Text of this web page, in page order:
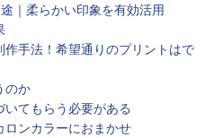
｜柔らかい印象を有効活用
手法！希望通りのプリントはで
のか
てもらう必要がある
ンカラーにおまかせ